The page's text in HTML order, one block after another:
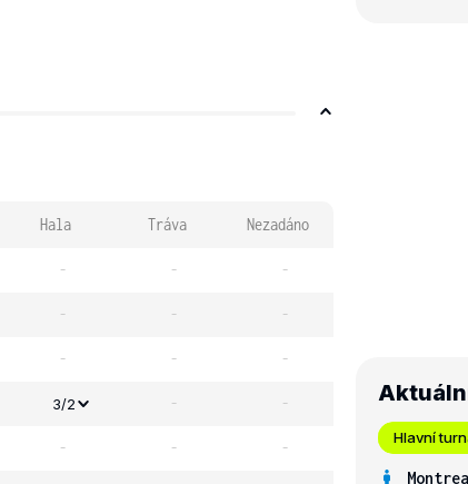
Hala Tráva Nezadáno
- - -
- - -
- - -
3/2 - -
- - -
Hlavní